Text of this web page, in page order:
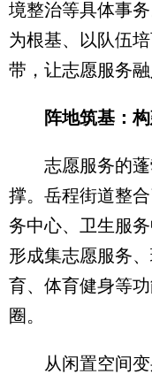
境整治等具体事
为根基、以队伍
带，让志愿服务
阵地筑基：
志愿服务的蓬
撑。岳程街道整
务中心、卫生服
形成集志愿服务
育、体育健身等
圈。
从闲置空间变